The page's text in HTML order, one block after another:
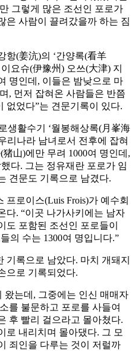
그렇게 많은 조선인 포로가
은 사람이 끌려갔을까 하는 짐
항(姜沆)의 ‘간양록(看羊
요슈(伊豫州) 오쓰(大津) 지
명인데, 이들은 밤낮으로 마
, 먼저 잡혀온 사람들은 반쯤
없었다”는 견문기록이 있다.
생활수기 ‘월봉해상록(月峯海
리나라 남녀로서 전후에 잡혀
山)에만 무려 1000여 명인데,
다. 그는 정유재란 포로가 임
견문도 기록으로 남겼다.
로이스(Luis Frois)가 예수회
다. “이곳 나가사키에는 남자
도 포함된 조선인 포로들이
의 수는 1300여 명입니다.”
기록으로 남았다. 마치 개돼지
으로 기록되었다.
왔는데, 그중에는 인신 매매자
를 불문하고 포로를 사들여
후 빨리 걸으라고 몰아쳤다.
로 내리치며 몰아댔다. 그 모
죄인을 다루는 것이 저럴까